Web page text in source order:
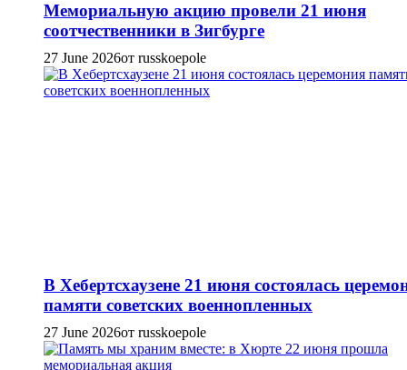
Мемориальную акцию провели 21 июня
соотчественники в Зигбурге
27 June 2026от russkoepole
В Хебертсхаузене 21 июня состоялась
памяти советских военнопленных
27 June 2026от russkoepole